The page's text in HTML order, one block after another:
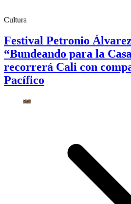
Cultura
Festival Petronio
“Bundeando para la
recorrerá Cali con
Pacífico